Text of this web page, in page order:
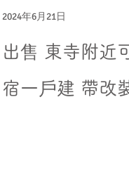
2024年6月21日
出售 東寺附近
宿一戶建 帶改